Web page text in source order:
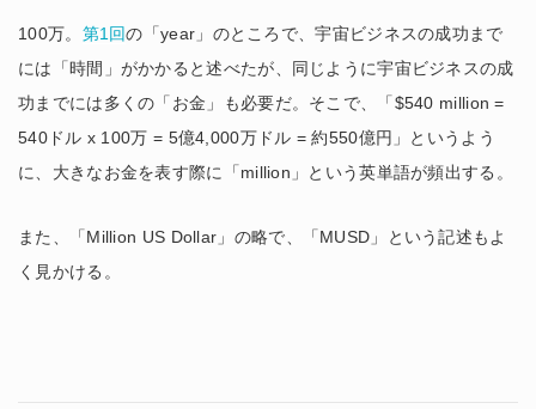
100万。 第1回の「year」のところで、宇宙ビジネスの成功まで
には「時間」がかかると述べたが、同じように宇宙ビジネスの成
功までには多くの「お金」も必要だ。そこで、「$540 million =
540ドル x 100万 = 5億4,000万ドル = 約550億円」というよう
に、大きなお金を表す際に「million」という英単語が頻出する。
また、「Million US Dollar」の略で、「MUSD」という記述もよ
く見かける。